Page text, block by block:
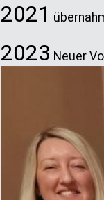
2021
2023 Neuer